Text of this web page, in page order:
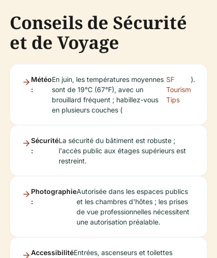
Conseils de Sécurité
et de Voyage
Météo
:
En juin, les températures moyennes
sont de 19°C (67°F), avec un
brouillard fréquent ; habillez-vous
en plusieurs couches (
SF
Tourism
Tips
).
Sécurité
:
La sécurité du bâtiment est robuste ;
l'accès public aux étages supérieurs est
restreint.
Photographie
:
Autorisée dans les espaces publics
et les chambres d'hôtes ; les prises
de vue professionnelles nécessitent
une autorisation préalable.
AccessibilitéEntrées, ascenseurs et toilettes